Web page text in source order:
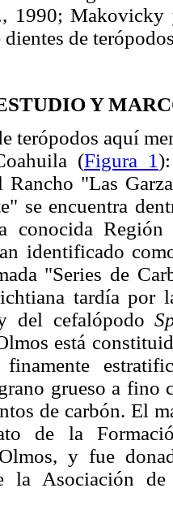
, 1990; Makovicky
de
Y
terópodos aquí
(Figura 1
Rancho "Las
se encuentra
conocida Región
identificado
"Series de
tardía
del cefalópodo
está
grueso a fino
de carbón. El
de la
y fue
la Asociación de